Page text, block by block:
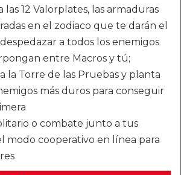
las 12 Valorplates, las armaduras
en el zodiaco que te darán el
a todos los enemigos
entre Macros y tú;
la Torre de las Pruebas y planta
más duros para conseguir
o combate junto a tus
modo cooperativo en línea para